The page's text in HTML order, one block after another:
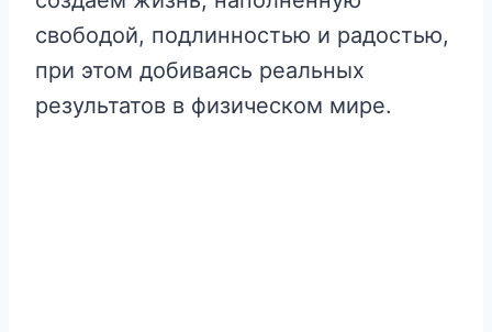
свободой, подлинностью и радостью,
при этом добиваясь реальных
результатов в физическом мире.